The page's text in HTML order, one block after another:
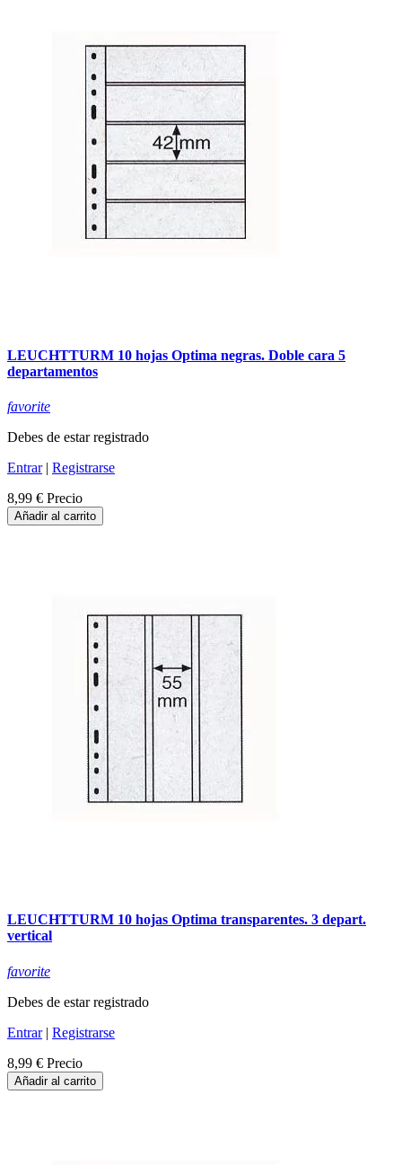
LEUCHTTURM 10 hojas Optima negras. Doble cara 5
departamentos
favorite
Debes de estar registrado
Entrar| Registrarse
8,99 € Precio
Añadir al carrito
LEUCHTTURM 10 hojas Optima transparentes. 3 depart.
vertical
favorite
Debes de estar registrado
Entrar| Registrarse
8,99 € Precio
Añadir al carrito